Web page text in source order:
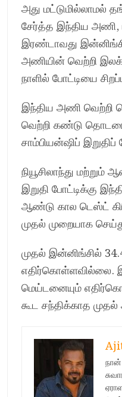
அது மட்டுமில்லாமல்
சேர்த்த இந்திய அணி,
இரண்டாவது
அணியின் வெற்றி
நாளில் போட்டியை
இந்திய அணி வெற்றி
வெற்றி கண்டு
சாம்பியன்ஷிப்
நியூசிலாந்து
இறுதி போட்டிக்கு
ஆண்டு கால டெஸ்ட்
முதல் முறையாக
முதல் இன்னிங்சில்
எதிர்கொள்ளவில்லை.
மெய்டனையும்
கூட சந்திக்காத